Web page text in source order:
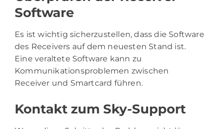
Software
Es ist wichtig sicherzustellen, dass die Software
des Receivers auf dem neuesten Stand ist.
Eine veraltete Software kann zu
Kommunikationsproblemen zwischen
Receiver und Smartcard führen.
Kontakt zum Sky-Support